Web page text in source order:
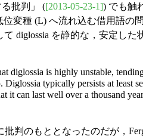
る批判」 ([2013-05-23-1]) でも触
位変種 (L) へ流れ込む借用語の
diglossia を静的な，安定した
diglossia is highly unstable,
Diglossia typically persists at least
it can last well over a thousand
判のもととなったのだが，